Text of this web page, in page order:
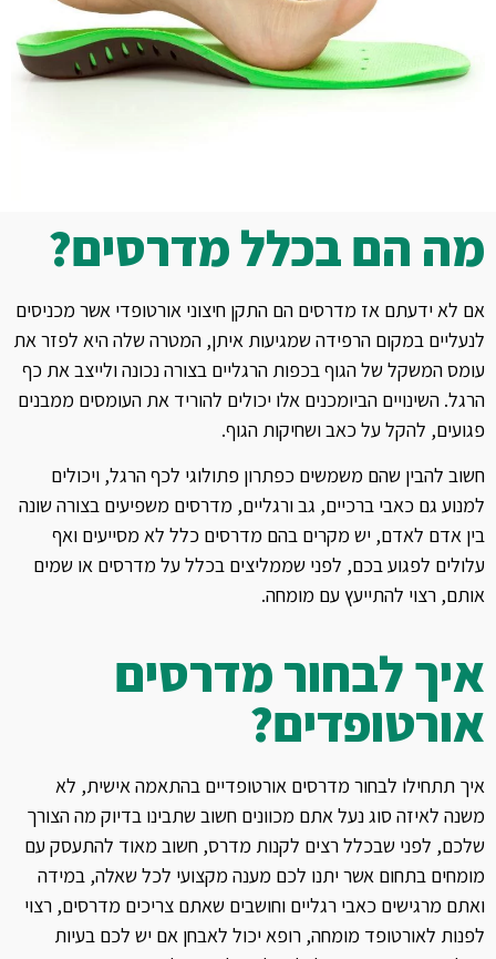
מה הם בכלל מדרסים?
אם לא ידעתם אז מדרסים הם התקן חיצוני אורטופדי אשר מכניסים
לנעליים במקום הרפידה שמגיעות איתן, המטרה שלה היא לפזר את
עומס המשקל של הגוף בכפות הרגליים בצורה נכונה ולייצב את כף
הרגל. השינויים הביומכנים אלו יכולים להוריד את העומסים ממבנים
פגועים, להקל על כאב ושחיקות הגוף.
חשוב להבין שהם משמשים כפתרון פתולוגי לכף הרגל, ויכולים
למנוע גם כאבי ברכיים, גב ורגליים, מדרסים משפיעים בצורה שונה
בין אדם לאדם, יש מקרים בהם מדרסים כלל לא מסייעים ואף
עלולים לפגוע בכם, לפני שממליצים בכלל על מדרסים או שמים
אותם, רצוי להתייעץ עם מומחה.
איך לבחור מדרסים
אורטופדים?
איך תתחילו לבחור מדרסים אורטופדיים בהתאמה אישית, לא
משנה לאיזה סוג נעל אתם מכוונים חשוב שתבינו בדיוק מה הצורך
שלכם, לפני שבכלל רצים לקנות מדרס, חשוב מאוד להתעסק עם
מומחים בתחום אשר יתנו לכם מענה מקצועי לכל שאלה, במידה
ואתם מרגישים כאבי רגליים וחושבים שאתם צריכים מדרסים, רצוי
לפנות לאורטופד מומחה, רופא יכול לאבחן אם יש לכם בעיות